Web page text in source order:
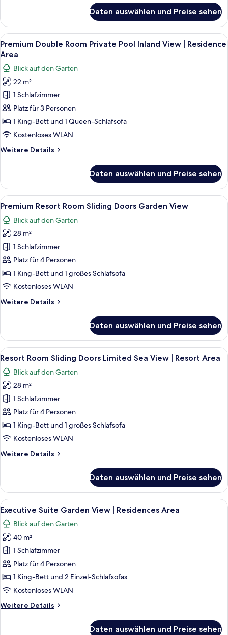
Suite
Private
Pool
Area
Daten auswählen und Preise sehen
Alle
Fotos
für
Premium
Double
Room
Private
Pool
Inland
|
anzeigen
Premium Double Room Private Pool
11
Premium Double Room Private Pool Inland View | Residence
Area
Blick auf den Garten
22 m²
1 Schlafzimmer
Platz für 3 Personen
1 King-Bett und 1 Queen-Schlafsofa
Kostenloses WLAN
Weitere Details
Weitere
Double
Room
Private
Inland
View
Residence
Area
Daten auswählen und Preise sehen
Alle
Fotos
für
Premium
Resort
Room
Sliding
Doors
View
Premium Resort Room Sliding Doors
5
Premium Resort Room Sliding Doors Garden View
Blick auf den Garten
28 m²
1 Schlafzimmer
Platz für 4 Personen
1 King-Bett und 1 großes Schlafsofa
Kostenloses WLAN
Weitere Details
Weitere
Resort
Room
Sliding
Garden
View
Daten auswählen und Preise sehen
Alle
Fotos
für
Resort
Room
Sliding
Doors
Limited
View
Area
anzeigen
Resort Room Sliding Doors Limited
7
Resort Room Sliding Doors Limited Sea View | Resort Area
Blick auf den Garten
28 m²
1 Schlafzimmer
Platz für 4 Personen
1 King-Bett und 1 großes Schlafsofa
Kostenloses WLAN
Weitere Details
Weitere
Room
Sliding
Doors
Sea
View
Resort
Area
Daten auswählen und Preise sehen
Alle
Fotos
für
Executive
Suite
Garden
View
Area
Executive Suite Garden View |
7
Executive Suite Garden View | Residences Area
Blick auf den Garten
40 m²
1 Schlafzimmer
Platz für 4 Personen
1 King-Bett und 2 Einzel-Schlafsofas
Kostenloses WLAN
Weitere Details
Weitere
Daten auswählen und Preise sehen